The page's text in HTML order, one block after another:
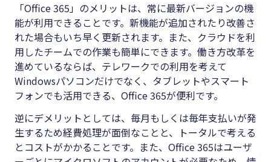
「Office 365」のメリットは、常に最新バージョンの機
能が利用できることです。新機能が追加されたり改善さ
れた場合もいち早く更新されます。また、クラウドを利
用したチームでの作業も簡単にできます。働き方改革を
進めているならば、テレワークでの利用を考えて
Windowsパソコンだけでなく、タブレットやスマート
フォンでも活用できる、Office 365が便利です。
逆にデメリットとしては、毎月もしくは毎年支払いが発
生するため経費処理が面倒なことと、トータルで考える
とコストがかかることです。また、Office 365はユーザ